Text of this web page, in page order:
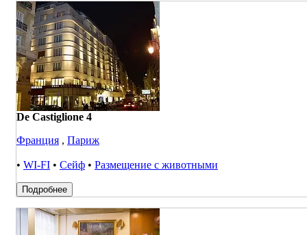
De Castiglione 4
Франция , Париж
• WI-FI • Сейф • Размещение с животными
Подробнее